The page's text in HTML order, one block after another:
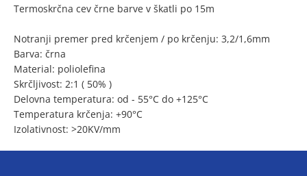
Termoskrčna cev črne barve v škatli po 15m
Notranji premer pred krčenjem / po krčenju: 3,2/1,6mm
Barva: črna
Material: poliolefina
Skrčljivost: 2:1 ( 50% )
Delovna temperatura: od - 55°C do +125°C
Temperatura krčenja: +90°C
Izolativnost: >20KV/mm